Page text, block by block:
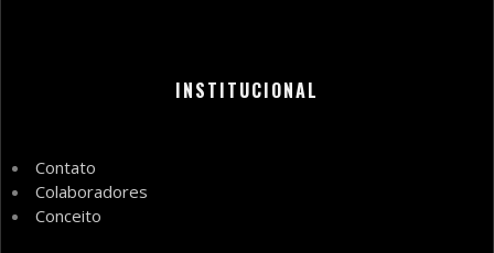
INSTITUCIONAL
Contato
Colaboradores
Conceito